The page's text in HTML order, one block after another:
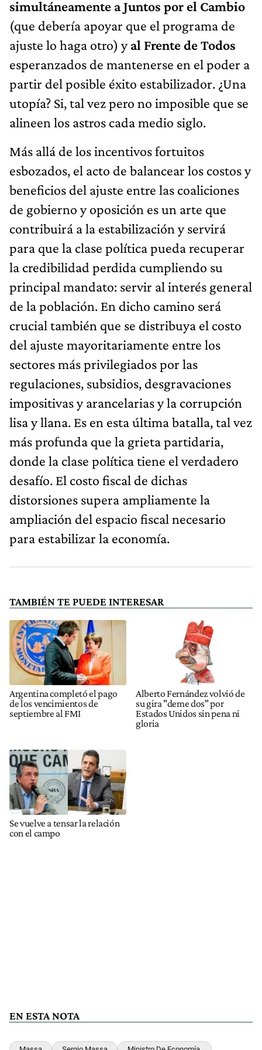
simultáneamente a Juntos por el Cambio
(que debería apoyar que el programa de
ajuste lo haga otro) yal Frente de Todos
esperanzados de mantenerse en el poder a
partir del posible éxito estabilizador. ¿Una
utopía? Si, tal vez pero no imposible que se
alineen los astros cada medio siglo.
Más allá de los incentivos fortuitos
esbozados, el acto de balancear los costos y
beneficios del ajuste entre las coaliciones
de gobierno y oposición es un arte que
contribuirá a la estabilización y servirá
para que la clase política pueda recuperar
la credibilidad perdida cumpliendo su
principal mandato: servir al interés general
de la población. En dicho camino será
crucial también que se distribuya el costo
del ajuste mayoritariamente entre los
sectores más privilegiados por las
regulaciones, subsidios, desgravaciones
impositivas y arancelarias y la corrupción
lisa y llana. Es en esta última batalla, tal vez
más profunda que la grieta partidaria,
donde la clase política tiene el verdadero
desafío. El costo fiscal de dichas
distorsiones supera ampliamente la
ampliación del espacio fiscal necesario
para estabilizar la economía.
TAMBIÉN TE PUEDE INTERESAR
Argentina completó el pago
de los vencimientos de
septiembre al FMI
Alberto Fernández volvió de
su gira "deme dos" por
Estados Unidos sin pena ni
gloria
Se vuelve a tensar la relación
con el campo
EN ESTA NOTA